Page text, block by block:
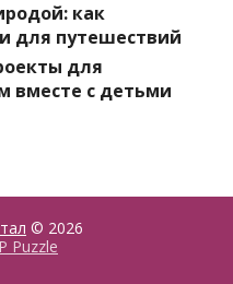
как
для путешествий
для
вместе с детьми
© 2026
Puzzle